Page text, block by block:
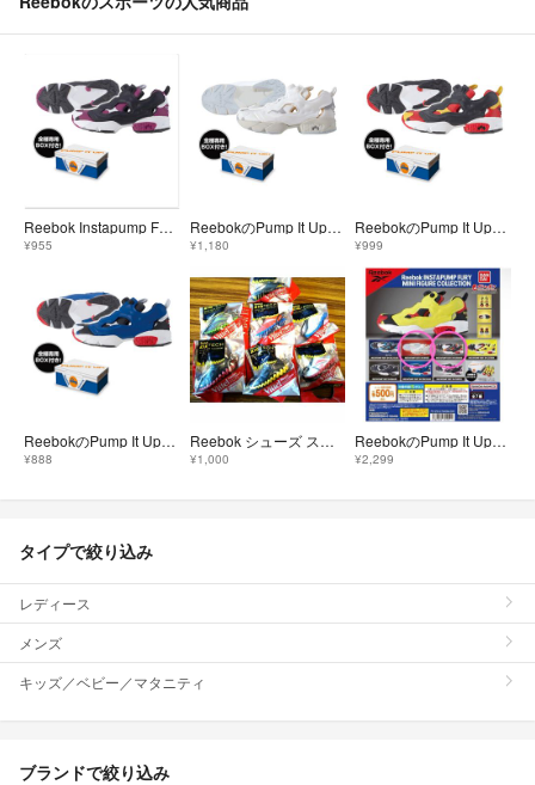
Reebok Instapump Fury ミニフィギュア専用BOX付き
¥955
ReebokのPump It Upフィギュア
¥1,180
ReebokのPump It Upフィギュア
¥999
ReebokのPump It Upフィギュア
¥888
Reebok シューズ ストラップ 非売品 7種＋おまけ
¥1,000
ReebokのPump It Upフィギュア
¥2,299
タイプで絞り込み
レディース
メンズ
キッズ／ベビー／マタニティ
ブランドで絞り込み